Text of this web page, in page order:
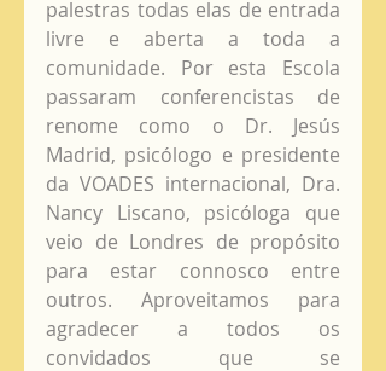
palestras todas elas de entrada
livre e aberta a toda a
comunidade. Por esta Escola
passaram conferencistas de
renome como o Dr. Jesús
Madrid, psicólogo e presidente
da VOADES internacional, Dra.
Nancy Liscano, psicóloga que
veio de Londres de propósito
para estar connosco entre
outros. Aproveitamos para
agradecer a todos os
convidados que se